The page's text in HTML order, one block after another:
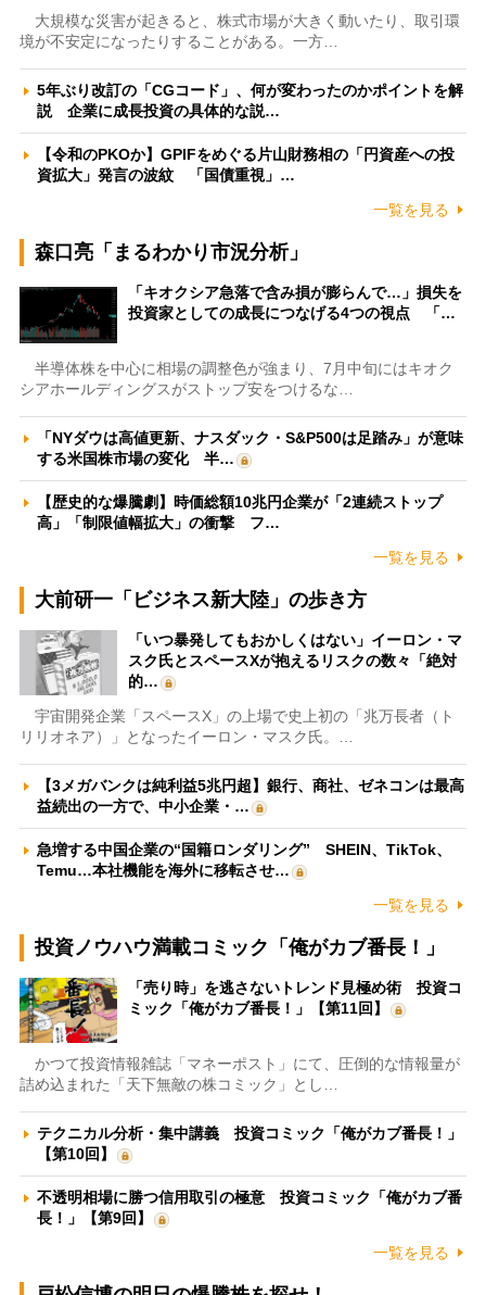
大規模な災害が起きると、株式市場が大きく動いたり、取引環
境が不安定になったりすることがある。一方…
5年ぶり改訂の「CGコード」、何が変わったのかポイントを解
説 企業に成長投資の具体的な説…
【令和のPKOか】GPIFをめぐる片山財務相の「円資産への投
資拡大」発言の波紋 「国債重視」…
一覧を見る
森口亮「まるわかり市況分析」
「キオクシア急落で含み損が膨らんで…」損失を
投資家としての成長につなげる4つの視点 「…
半導体株を中心に相場の調整色が強まり、7月中旬にはキオク
シアホールディングスがストップ安をつけるな…
「NYダウは高値更新、ナスダック・S&P500は足踏み」が意味
する米国株市場の変化 半…
【歴史的な爆騰劇】時価総額10兆円企業が「2連続ストップ
高」「制限値幅拡大」の衝撃 フ…
一覧を見る
大前研一「ビジネス新大陸」の歩き方
「いつ暴発してもおかしくはない」イーロン・マ
スク氏とスペースXが抱えるリスクの数々「絶対
的…
宇宙開発企業「スペースX」の上場で史上初の「兆万長者（ト
リリオネア）」となったイーロン・マスク氏。…
【3メガバンクは純利益5兆円超】銀行、商社、ゼネコンは最高
益続出の一方で、中小企業・…
急増する中国企業の“国籍ロンダリング” SHEIN、TikTok、
Temu…本社機能を海外に移転させ…
一覧を見る
投資ノウハウ満載コミック「俺がカブ番長！」
「売り時」を逃さないトレンド見極め術 投資コ
ミック「俺がカブ番長！」【第11回】
かつて投資情報雑誌「マネーポスト」にて、圧倒的な情報量が
詰め込まれた「天下無敵の株コミック」とし…
テクニカル分析・集中講義 投資コミック「俺がカブ番長！」
【第10回】
不透明相場に勝つ信用取引の極意 投資コミック「俺がカブ番
長！」【第9回】
一覧を見る